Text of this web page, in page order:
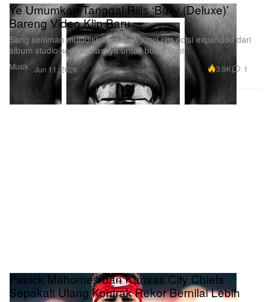
Musik
Ye Umumkan Tanggal Rilis ‘Bully (Deluxe)’
Bareng Video Klip Baru
Sang seniman multidisipliner mengunci rilis edisi expanded dari
album studio keduabelasnya untuk bulan Juni.
Jun 11, 2026 3.9K 1
Patrick Mahomes dan Kansas City Chiefs
Sepakati Ulang Kontrak Rekor Bernilai Lebih